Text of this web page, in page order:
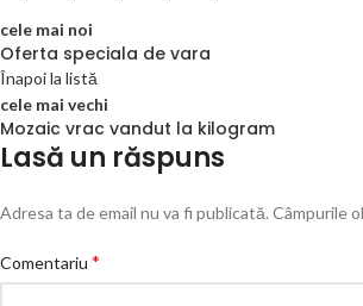
cele mai noi
Oferta speciala de vara
Înapoi la listă
cele mai vechi
Mozaic vrac vandut la kilogram
Lasă un răspuns
Adresa ta de email nu va fi publicată.Câmpurile
Comentariu *